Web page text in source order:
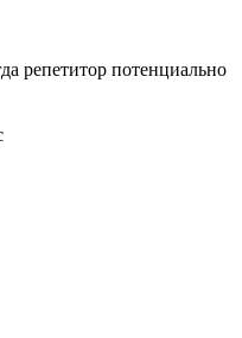
репетитор потенциально